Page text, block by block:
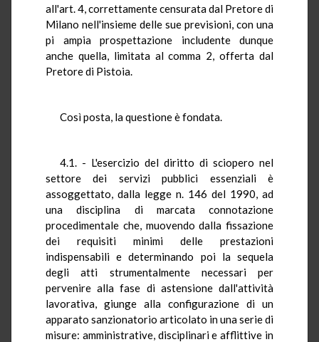
all'art. 4, correttamente censurata dal Pretore di
Milano nell'insieme delle sue previsioni, con una
pi ampia prospettazione includente dunque
anche quella, limitata al comma 2, offerta dal
Pretore di Pistoia.
Così posta, la questione è fondata.
4.1. - L'esercizio del diritto di sciopero nel
settore dei servizi pubblici essenziali è
assoggettato, dalla legge n. 146 del 1990, ad
una disciplina di marcata connotazione
procedimentale che, muovendo dalla fissazione
dei requisiti minimi delle prestazioni
indispensabili e determinando poi la sequela
degli atti strumentalmente necessari per
pervenire alla fase di astensione dall'attività
lavorativa, giunge alla configurazione di un
apparato sanzionatorio articolato in una serie di
misure: amministrative, disciplinari e afflittive in